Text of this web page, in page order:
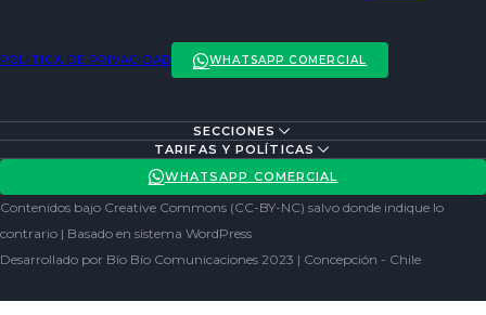
POLÍTICA DE PRIVACIDAD WHATSAPP COMERCIAL
SECCIONES
ACTUALIDAD
REDES SOCIALES
TARIFAS Y POLÍTICAS
POLÍTICA DE PRIVACIDAD
WHATSAPP COMERCIAL
Contenidos bajo Creative Commons (CC-BY-NC) salvo donde indique lo
contrario | Basado en sistema WordPress
Desarrollado por Bío Bío Comunicaciones 2023 | Concepción - Chile